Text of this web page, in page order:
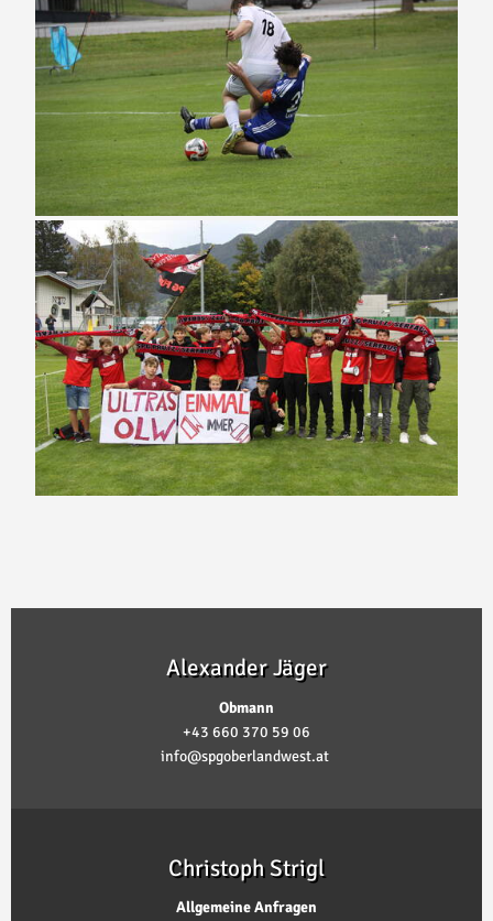
Alexander Jäger
Obmann
+43 660 370 59 06
info@spgoberlandwest.at
Christoph Strigl
Allgemeine Anfragen